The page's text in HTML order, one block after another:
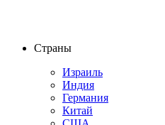
Страны
Израиль
Индия
Германия
Китай